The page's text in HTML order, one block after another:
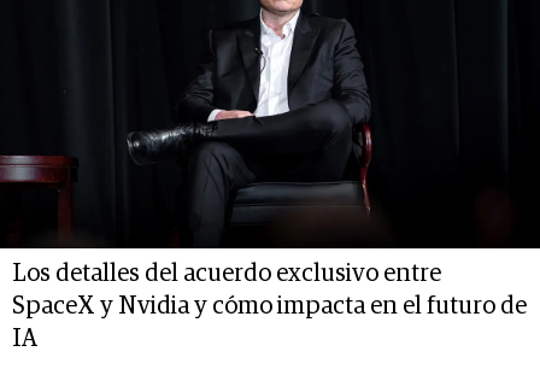
Los detalles del acuerdo exclusivo entre
SpaceX y Nvidia y cómo impacta en el futuro de
IA